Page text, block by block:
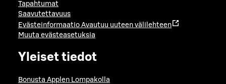
Tapahtumat
Saavutettavuus
Evästeinformaatio Avautuu uuteen välilehteen
Muuta evästeasetuksia
Yleiset tiedot
Bonusta Applen Lompakolla